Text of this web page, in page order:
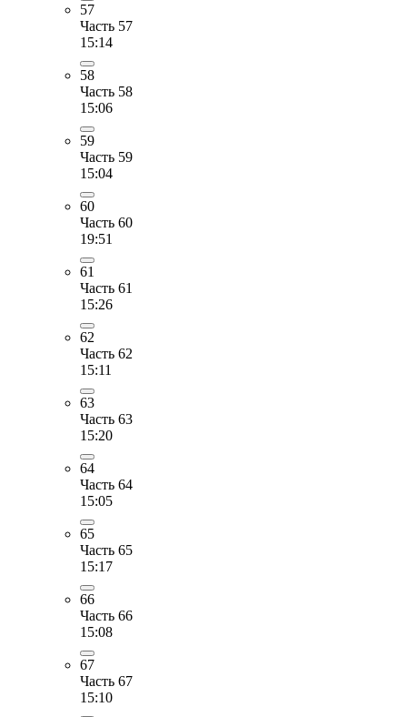
57
Часть 57
15:14
58
Часть 58
15:06
59
Часть 59
15:04
60
Часть 60
19:51
61
Часть 61
15:26
62
Часть 62
15:11
63
Часть 63
15:20
64
Часть 64
15:05
65
Часть 65
15:17
66
Часть 66
15:08
67
Часть 67
15:10